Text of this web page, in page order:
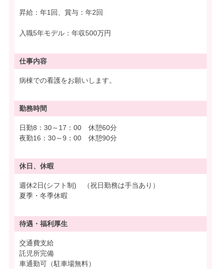
昇給：年1回、賞与：年2回
入職5年モデル：年収500万円
仕事内容
病棟での看護をお願いします。
勤務時間
日勤8：30～17：00 休憩60分
夜勤16：30～9：00 休憩90分
休日、休暇
週休2日(シフト制) （祝日勤務は手当あり）
夏季・冬季休暇
待遇・ 福利厚生
交通費支給
託児所完備
車通勤可（駐車場無料）